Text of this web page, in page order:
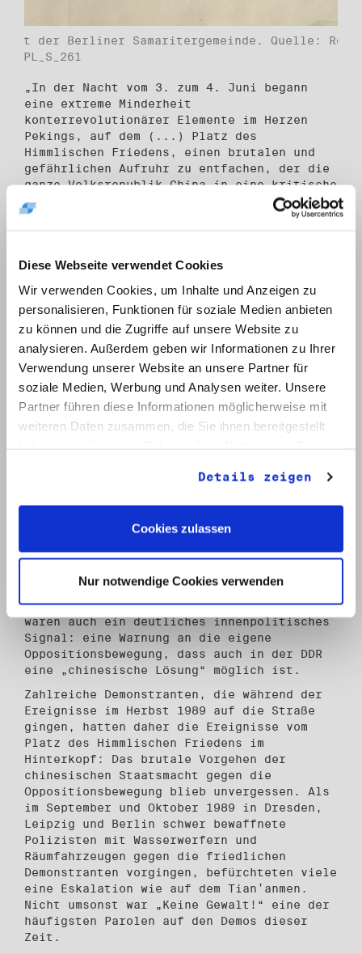
Diese Webseite verwendet Cookies
Wir verwenden Cookies, um Inhalte und Anzeigen zu
personalisieren, Funktionen für soziale Medien anbieten
zu können und die Zugriffe auf unsere Website zu
analysieren. Außerdem geben wir Informationen zu Ihrer
Verwendung unserer Website an unsere Partner für
soziale Medien, Werbung und Analysen weiter. Unsere
Partner führen diese Informationen möglicherweise mit
weiteren Daten zusammen, die Sie ihnen bereitgestellt
Details zeigen
Cookies zulassen
Nur notwendige Cookies verwenden
der Berliner Samaritergemeinde. Quelle:
„In der Nacht vom 3. zum 4. Juni begann
eine extreme Minderheit
konterrevolutionärer Elemente im Herzen
Pekings, auf dem (...) Platz des
Himmlischen Friedens, einen brutalen und
gefährlichen Aufruhr zu entfachen, der die
ganze Volksrepublik China in eine kritische
Lage brachte.“ So kommentierte die DDR-
Zeitung Junge Welt am kommenden Tag die
Am 8. Juni erklärte die Volkskammer in
einer offiziellen Verlautbarung ihre
Zustimmung zu dem Vorgehen der chinesischen
Genossen: „Die Abgeordneten der Volkskammer
stellen fest, dass in der gegenwärtigen
Lage die von der Partei- und Staatsführung
der Volksrepublik China beharrlich
angestrebte politische Lösung innerer
Probleme infolge der gewaltsamen, blutigen
Ausschreitungen verfassungsfeindlicher
Elemente verhindert worden ist [...]. Dabei
Himmlischen Friedens, das wahrscheinlich
Tausenden Menschen das Leben kostete,
breite Bewegung, die mit Streiks und
der Volksrepublik China eintrat. Die
Solidaritätserklärungen der SED-Führung
waren auch ein deutliches innenpolitisches
Signal: eine Warnung an die eigene
Oppositionsbewegung, dass auch in der DDR
eine „chinesische Lösung“ möglich ist.
Zahlreiche Demonstranten, die während der
Ereignisse im Herbst 1989 auf die Straße
gingen, hatten daher die Ereignisse vom
Platz des Himmlischen Friedens im
Hinterkopf: Das brutale Vorgehen der
chinesischen Staatsmacht gegen die
Oppositionsbewegung blieb unvergessen. Als
im September und Oktober 1989 in Dresden,
Leipzig und Berlin schwer bewaffnete
Polizisten mit Wasserwerfern und
Räumfahrzeugen gegen die friedlichen
Demonstranten vorgingen, befürchteten viele
eine Eskalation wie auf dem Tian’anmen.
Nicht umsonst war „Keine Gewalt!“ eine der
häufigsten Parolen auf den Demos dieser
Zeit.